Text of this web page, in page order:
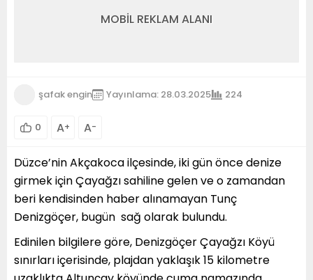
MOBİL REKLAM ALANI
şafak engin Yayınlama: 28.03.2025 224
0 A+ A-
Düzce’nin Akçakoca ilçesinde, iki gün önce denize
girmek için Çayağzı sahiline gelen ve o zamandan
beri kendisinden haber alınamayan Tunç
Denizgöçer, bugün sağ olarak bulundu.
Edinilen bilgilere göre, Denizgöçer Çayağzı Köyü
sınırları içerisinde, plajdan yaklaşık 15 kilometre